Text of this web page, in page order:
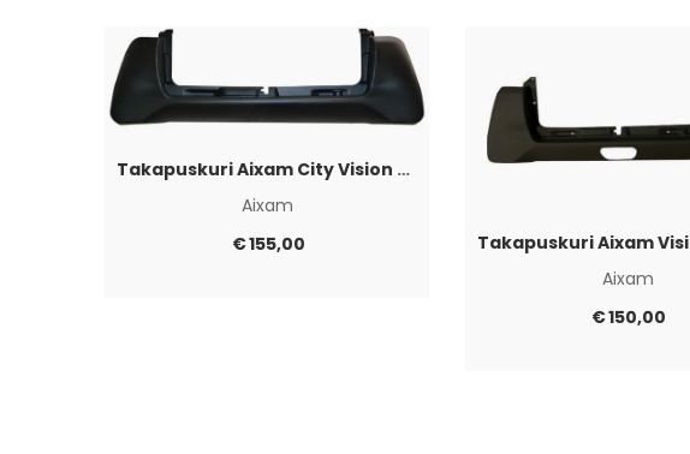
Takapuskuri Aixam City Vision 2014-2016
Aixam
€155,00
Aixam
€150,00